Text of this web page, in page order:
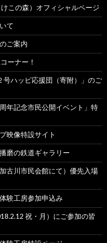
この森）オフィシャルページ
て
ご案内
ーナー！
ハッピ応援団（寄附）」のご
年記念市民公開イベント」特
映像特設サイト
磨の鉄道ギャラリー
古川市民会館にて）優先入場
験工房参加申込み
祝・月）にご参加の皆